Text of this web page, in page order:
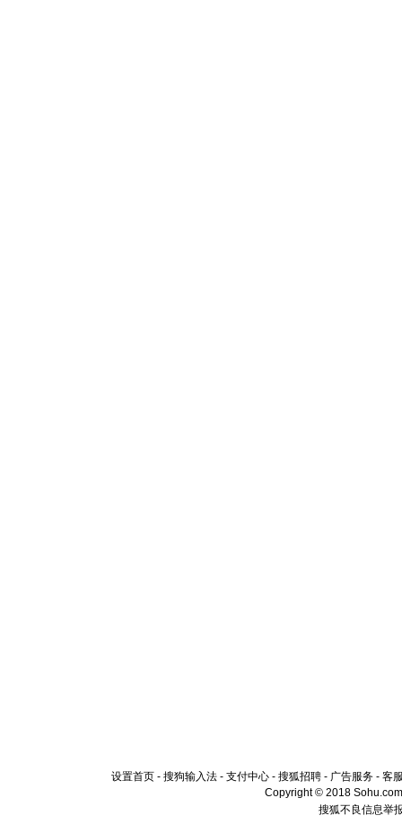
设置首页 - 搜狗输入法 - 支付中心 - 搜狐招聘 - 广告服务 - 客
Copyright © 2018
搜狐不良信息举